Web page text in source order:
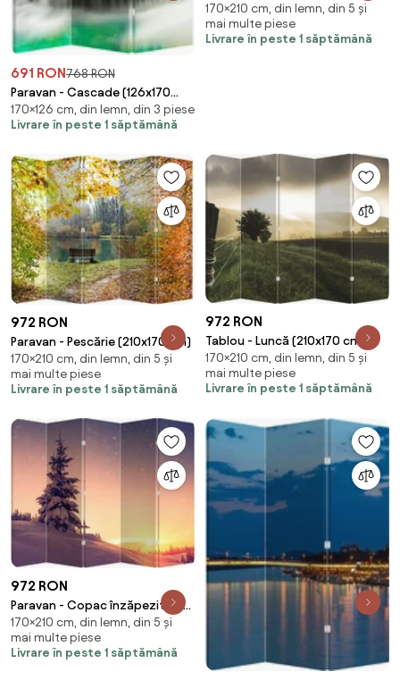
691 RON768 RON
Paravan - Cascade (126x170
cm)
170×126 cm, din lemn, din 3 piese
Livrare în peste 1 săptămână
cm)
170×210 cm, din lemn, din 5 și
mai multe piese
Livrare în peste 1 săptămână
972 RON
Paravan - Pescărie (210x170 cm)
170×210 cm, din lemn, din 5 și
mai multe piese
Livrare în peste 1 săptămână
972 RON
Tablou - Luncă (210x170 cm)
170×210 cm, din lemn, din 5 și
mai multe piese
Livrare în peste 1 săptămână
972 RON
Paravan - Copac înzăpezit pe
luncă (210x170 cm)
170×210 cm, din lemn, din 5 și
mai multe piese
Livrare în peste 1 săptămână